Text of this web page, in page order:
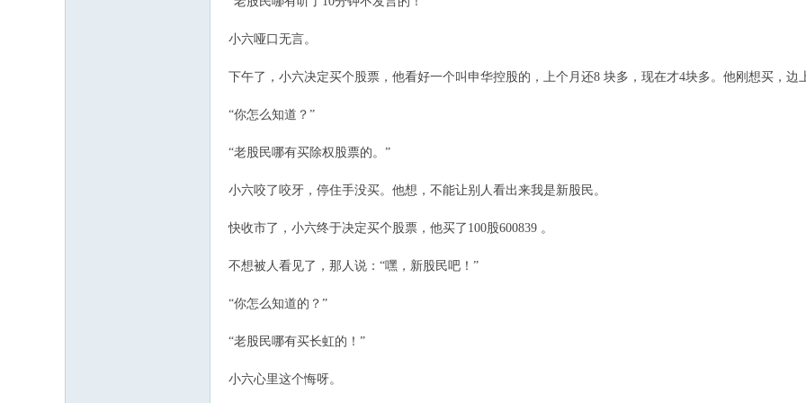
小六哑口无言。
下午了，小六决定买个股票，他看好一个叫申华控股的，上个月还8 块多，现在才4块多。他刚想买，边
“你怎么知道？”
“老股民哪有买除权股票的。”
小六咬了咬牙，停住手没买。他想，不能让别人看出来我是新股民。
快收市了，小六终于决定买个股票，他买了100股600839 。
不想被人看见了，那人说：“嘿，新股民吧！”
“你怎么知道的？”
“老股民哪有买长虹的！”
小六心里这个悔呀。